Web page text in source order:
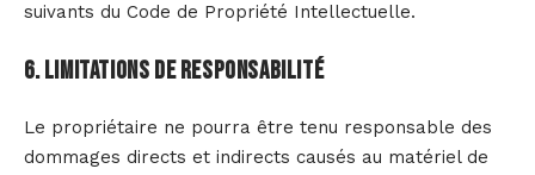
suivants du Code de Propriété Intellectuelle.
6. Limitations de responsabilité
Le propriétaire ne pourra être tenu responsable des
dommages directs et indirects causés au matériel de